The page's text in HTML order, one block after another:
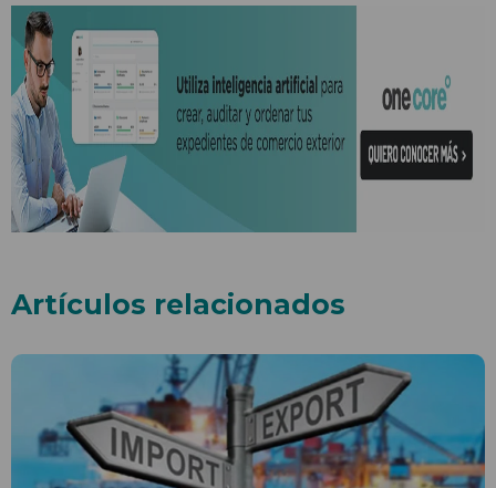
Artículos relacionados